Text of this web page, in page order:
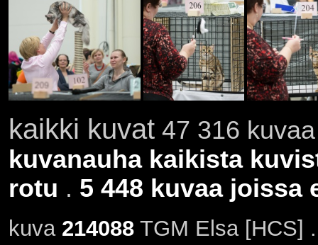
kaikki kuvat47 316
kuvanauha kaikista
rotu . 5 448 kuvaa joissa
kuva 214088TGM Elsa [HCS]